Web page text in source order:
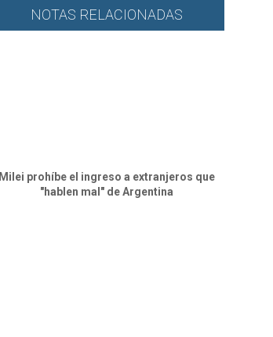
NOTAS RELACIONADAS
Milei prohíbe el ingreso a extranjeros que
"hablen mal" de Argentina